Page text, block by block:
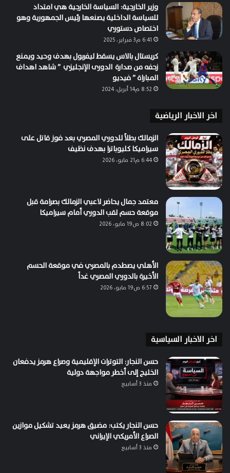
وزير الخارجية: السياسة الخارجية هي امتداد
للسياسة الداخلية يصنعها رئيس الجمهورية وهو
اختصاص دستوري
6:41 م3 فبراير، 2025
كريستال بالاس يسقط ليفربول بهدف وحيد ويمنع
زحفه من صدارة الدورى الإنجليزي ” شاهد اهداف
المباراة ” فيديو
8:52 م14 أبريل، 2024
اخر الاخبار الرياضية
الزمالك بطلاً للدوري المصري بعد فوز قاتل على
سيراميكا كليوباترا بهدف نظيف
6:44 م21 مايو، 2026
معتمد جمال يحاضر لاعبي الزمالك بصرامة قبل
موقعة حسم لقب الدوري أمام سيراميكا
8:02 ص19 مايو، 2026
الأهلي يصطدم بالمصري في موقعة الحسم
الأخيرة بالدوري المصري غداً
6:57 ص19 مايو، 2026
اخر الاخبار السياسية
حسن النجار: التوترات الإقليمية وصراع هرمز يدفعان
الخليج إلى أخطر مواجهة دولية
منذ 3 أسابيع
حسن النجار يكتب: مضيق هرمز يعيد تشكيل موازين
الصراع الأمريكي الإيراني
منذ 3 أسابيع